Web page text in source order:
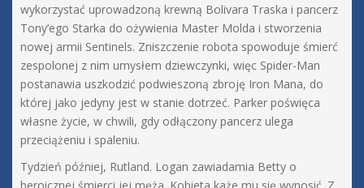
wykorzystać uprowadzoną krewną Bolivara Traska i pancerz
Tony’ego Starka do ożywienia Master Molda i stworzenia
nowej armii Sentinels. Zniszczenie robota spowoduje śmierć
zespolonej z nim umysłem dziewczynki, więc Spider-Man
postanawia uszkodzić podwieszoną zbroję Iron Mana, do
której jako jedyny jest w stanie dotrzeć. Parker poświęca
własne życie, w chwili, gdy odłączony pancerz ulega
przeciążeniu i spaleniu.
Tydzień później, Rutland. Logan zawiadamia Betty o